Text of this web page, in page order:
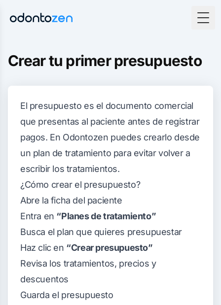
Crear tu primer presupuesto
El presupuesto es el documento comercial
que presentas al paciente antes de registrar
pagos. En Odontozen puedes crearlo desde
un plan de tratamiento para evitar volver a
escribir los tratamientos.
¿Cómo crear el presupuesto?
Abre la ficha del paciente
Entra en “Planes de tratamiento”
Busca el plan que quieres presupuestar
Haz clic en “Crear presupuesto”
Revisa los tratamientos, precios y
descuentos
Guarda el presupuesto